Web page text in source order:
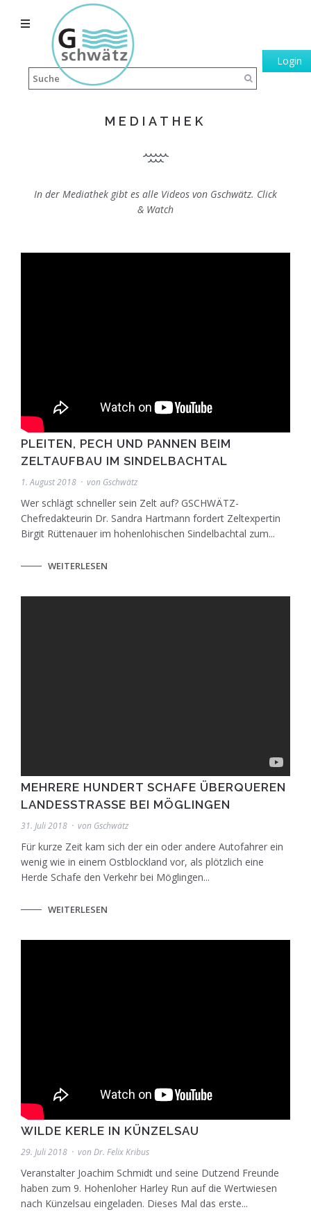
Login
MEDIATHEK
In der Mediathek gibt es alle Videos von Gschwätz. Click
& Watch
PLEITEN, PECH UND PANNEN BEIM
ZELTAUFBAU IM SINDELBACHTAL
1. August 2018 von Gschwätz
Wer schlägt schneller sein Zelt auf? GSCHWÄTZ-
Chefredakteurin Dr. Sandra Hartmann fordert Zeltexpertin
Birgit Rüttenauer im hohenlohischen Sindelbachtal zum...
WEITERLESEN
MEHRERE HUNDERT SCHAFE ÜBERQUEREN
LANDESSTRASSE BEI MÖGLINGEN
31. Juli 2018 von Gschwätz
Für kurze Zeit kam sich der ein oder andere Autofahrer ein
wenig wie in einem Ostblockland vor, als plötzlich eine
Herde Schafe den Verkehr bei Möglingen...
WEITERLESEN
WILDE KERLE IN KÜNZELSAU
29. Juli 2018 von Dr. Felix Kribus
Veranstalter Joachim Schmidt und seine Dutzend Freunde
haben zum 9. Hohenloher Harley Run auf die Wertwiesen
nach Künzelsau eingeladen. Dieses Mal das erste...